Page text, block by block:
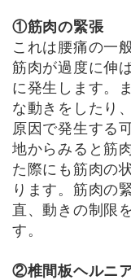
①筋肉の緊張
これは腰痛の一
筋肉が過度に伸
に発生します。
な動きをしたり
原因で発生する
地からみると筋
た際にも筋肉の
ります。筋肉の
直、動きの制限
す。
②椎間板ヘルニ